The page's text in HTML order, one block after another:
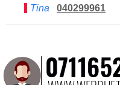
Tina
040299961